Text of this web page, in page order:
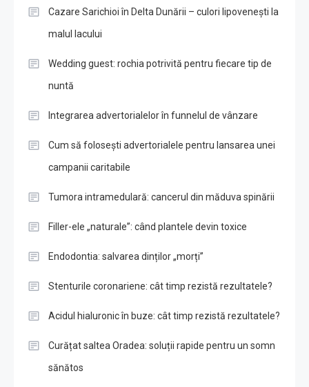
Cazare Sarichioi în Delta Dunării – culori lipovenești la
malul lacului
Wedding guest: rochia potrivită pentru fiecare tip de
nuntă
Integrarea advertorialelor în funnelul de vânzare
Cum să folosești advertorialele pentru lansarea unei
campanii caritabile
Tumora intramedulară: cancerul din măduva spinării
Filler-ele „naturale”: când plantele devin toxice
Endodontia: salvarea dinților „morți”
Stenturile coronariene: cât timp rezistă rezultatele?
Acidul hialuronic în buze: cât timp rezistă rezultatele?
Curățat saltea Oradea: soluții rapide pentru un somn
sănătos